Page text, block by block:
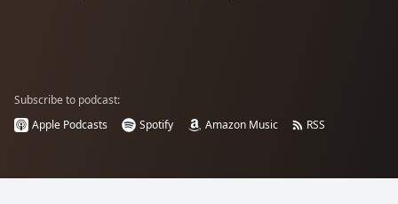
Subscribe to podcast:
Apple Podcasts
Spotify Amazon Music RSS